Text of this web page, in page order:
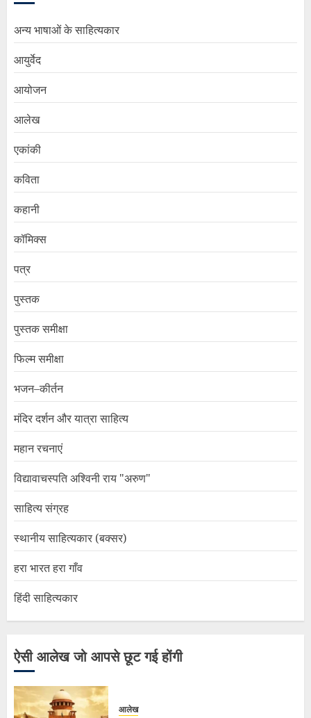
अन्य भाषाओं के साहित्यकार
आयुर्वेद
आयोजन
आलेख
एकांकी
कविता
कहानी
कॉमिक्स
पत्र
पुस्तक
पुस्तक समीक्षा
फिल्म समीक्षा
भजन–कीर्तन
मंदिर दर्शन और यात्रा साहित्य
महान रचनाएं
विद्यावाचस्पति अश्विनी राय "अरुण"
साहित्य संग्रह
स्थानीय साहित्यकार (बक्सर)
हरा भारत हरा गाँव
हिंदी साहित्यकार
ऐसी आलेख जो आपसे छूट गई होंगी
आलेख